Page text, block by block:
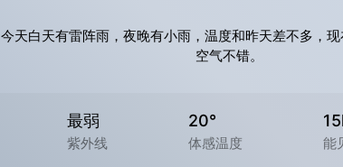
今天白天有雷阵雨，夜晚有小雨，温度和昨天差不多，现
空气不错。
最弱
紫外线
20°
体感温度 能